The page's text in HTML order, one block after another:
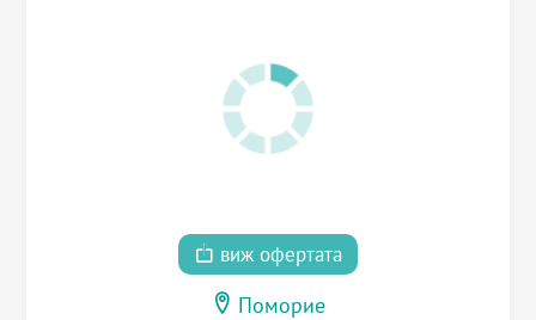
виж офертата
Поморие